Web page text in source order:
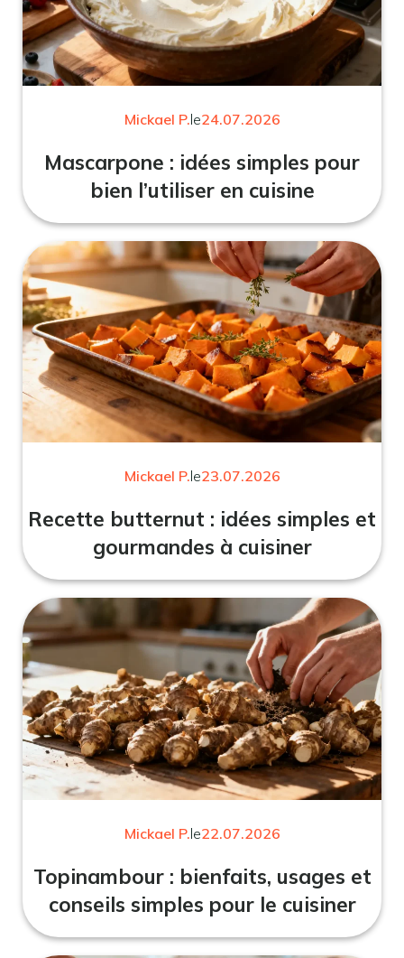
Mickael P.le24.07.2026
Mascarpone : idées simples pour
bien l’utiliser en cuisine
Mickael P.le23.07.2026
Recette butternut : idées simples et
gourmandes à cuisiner
Mickael P.le22.07.2026
Topinambour : bienfaits, usages et
conseils simples pour le cuisiner